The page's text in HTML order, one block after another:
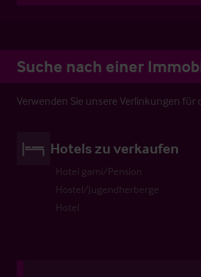
Suche nach einer
Verwenden Sie unsere Verlinkungen für
Hotels zu verkaufen
Hotel garni/Pension
Hostel/Jugendherberge
Hotel